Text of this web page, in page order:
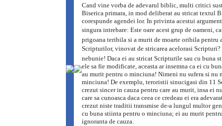
Cand vine vorba de adevarul biblic, multi critici
Biserica primara, in mod deliberat au stricat textul
corespunde agendei lor. In privinta acestui
singura intrebare: Este oare acest grup de oameni,
prigoana teribila si a murit de moarte oribila pentru
Scripturilor, vinovat de stricarea acelorasi
nebunie! Daca ei au stricat Scripturile sau cu buna
ele sa fie modificate, aceasta ar insemna ca ei cu
au murit pentru o minciuna! Nimeni nu sufera si nu
minciuna! De exemplu, teroristii sinucigasi din 11
crezut sincer in cauza pentru care au murit, insa ei
care sa cunoasca daca ceea ce credeau ei era
crezut niste traditii transmise de-a lungul multor
cu buna stiinta pentru o minciuna; ei au murit
ignoranta de cauza.